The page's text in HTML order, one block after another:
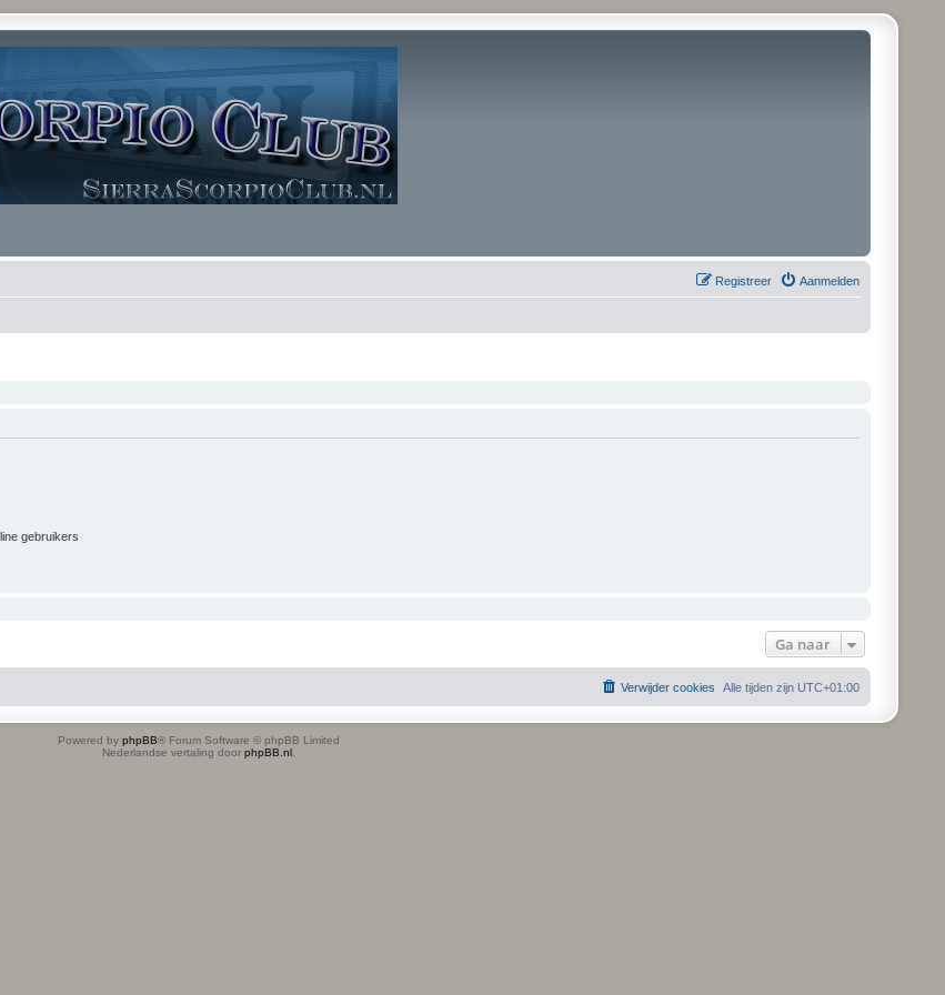
Aanmelden
Registreer
gebruikers
Ga naar
Alle tijden zijn UTC+01:00
Verwijder cookies
Powered by phpBB® Forum Software © phpBB Limited
Nederlandse vertaling door phpBB.nl.